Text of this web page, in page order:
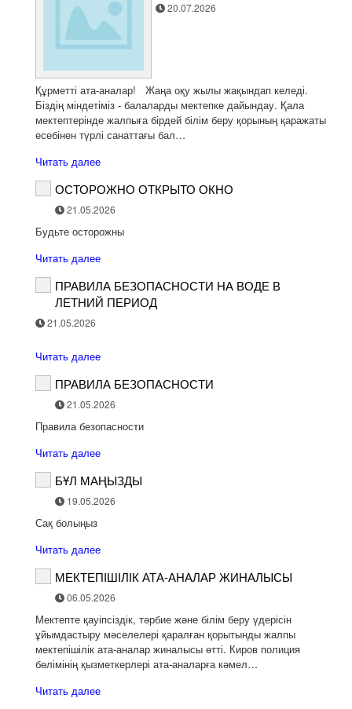
20.07.2026
Құрметті ата-аналар! Жаңа оқу жылы жақындап келеді.
Біздің міндетіміз - балаларды мектепке дайындау. Қала
мектептерінде жалпыға бірдей білім беру қорының қаражаты
есебінен түрлі санаттағы бал…
Читать далее
ОСТОРОЖНО ОТКРЫТО ОКНО
21.05.2026
Будьте осторожны
Читать далее
ПРАВИЛА БЕЗОПАСНОСТИ НА ВОДЕ В
ЛЕТНИЙ ПЕРИОД
21.05.2026
Читать далее
ПРАВИЛА БЕЗОПАСНОСТИ
21.05.2026
Правила безопасности
Читать далее
БҰЛ МАҢЫЗДЫ
19.05.2026
Сақ болыңыз
Читать далее
МЕКТЕПІШІЛІК АТА-АНАЛАР ЖИНАЛЫСЫ
06.05.2026
Мектепте қауіпсіздік, тәрбие және білім беру үдерісін
ұйымдастыру мәселелері қаралған қорытынды жалпы
мектепішілік ата-аналар жиналысы өтті. Киров полиция
бөлімінің қызметкерлері ата-аналарға кәмел…
Читать далее